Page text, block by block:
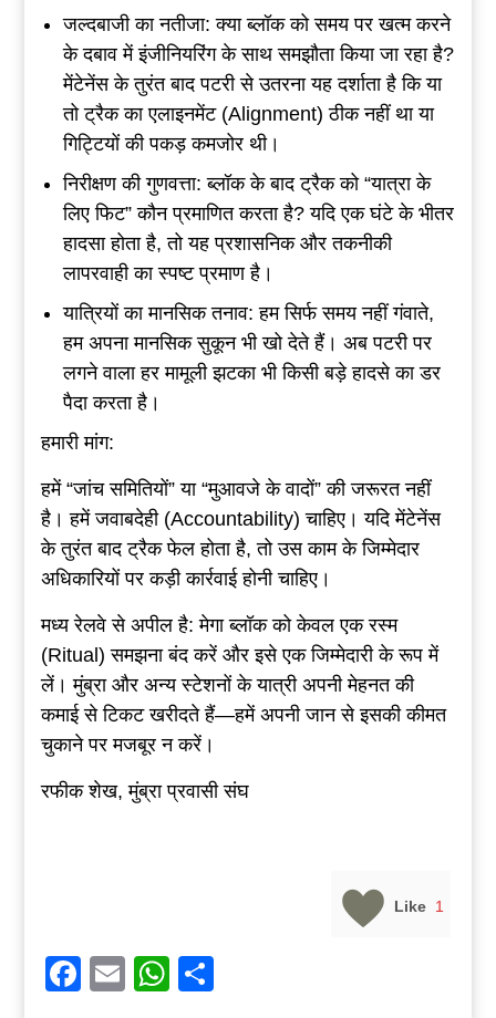
जल्दबाजी का नतीजा: क्या ब्लॉक को समय पर खत्म करने
के दबाव में इंजीनियरिंग के साथ समझौता किया जा रहा है?
मेंटेनेंस के तुरंत बाद पटरी से उतरना यह दर्शाता है कि या
तो ट्रैक का एलाइनमेंट (Alignment) ठीक नहीं था या
गिट्टियों की पकड़ कमजोर थी।
निरीक्षण की गुणवत्ता: ब्लॉक के बाद ट्रैक को “यात्रा के
लिए फिट” कौन प्रमाणित करता है? यदि एक घंटे के भीतर
हादसा होता है, तो यह प्रशासनिक और तकनीकी
लापरवाही का स्पष्ट प्रमाण है।
यात्रियों का मानसिक तनाव: हम सिर्फ समय नहीं गंवाते,
हम अपना मानसिक सुकून भी खो देते हैं। अब पटरी पर
लगने वाला हर मामूली झटका भी किसी बड़े हादसे का डर
पैदा करता है।
हमारी मांग:
हमें “जांच समितियों” या “मुआवजे के वादों” की जरूरत नहीं
है। हमें जवाबदेही (Accountability) चाहिए। यदि मेंटेनेंस
के तुरंत बाद ट्रैक फेल होता है, तो उस काम के जिम्मेदार
अधिकारियों पर कड़ी कार्रवाई होनी चाहिए।
मध्य रेलवे से अपील है: मेगा ब्लॉक को केवल एक रस्म
(Ritual) समझना बंद करें और इसे एक जिम्मेदारी के रूप में
लें। मुंब्रा और अन्य स्टेशनों के यात्री अपनी मेहनत की
कमाई से टिकट खरीदते हैं—हमें अपनी जान से इसकी कीमत
चुकाने पर मजबूर न करें।
रफीक शेख, मुंब्रा प्रवासी संघ
Like 1
Facebook
EmailWhatsApp